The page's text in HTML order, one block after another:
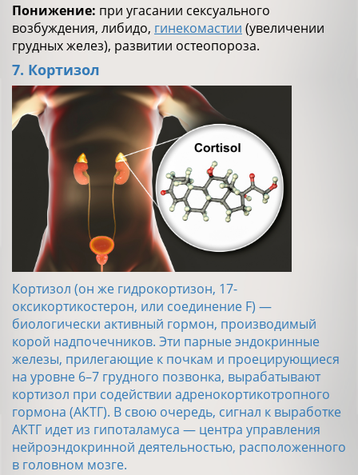
Понижение: при угасании сексуального
возбуждения, либидо, гинекомастии (увеличении
грудных желез), развитии остеопороза.
7. Кортизол
Кортизол (он же гидрокортизон, 17-
оксикортикостерон, или соединение F) —
биологически активный гормон, производимый
корой надпочечников. Эти парные эндокринные
железы, прилегающие к почкам и проецирующиеся
на уровне 6–7 грудного позвонка, вырабатывают
кортизол при содействии адренокортикотропного
гормона (АКТГ). В свою очередь, сигнал к выработке
АКТГ идет из гипоталамуса — центра управления
нейроэндокринной деятельностью, расположенного
в головном мозге.